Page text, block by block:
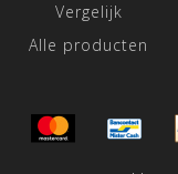
Vergelijk
Alle producten